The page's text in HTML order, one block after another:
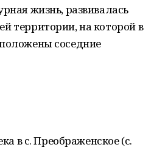
жизнь, развивалась
территории, на которой в
соседние
в с. Преображенское (с.